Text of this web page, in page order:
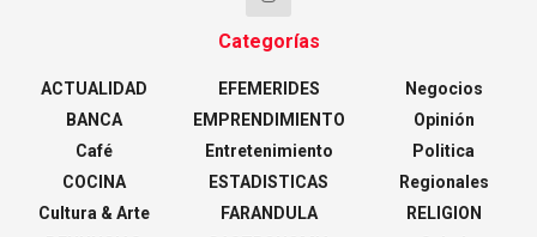
Categorías
ACTUALIDAD
BANCA
Café
COCINA
Cultura & Arte
EFEMERIDES
EMPRENDIMIENTO
Entretenimiento
ESTADISTICAS
FARANDULA
Negocios
Opinión
Politica
Regionales
RELIGION